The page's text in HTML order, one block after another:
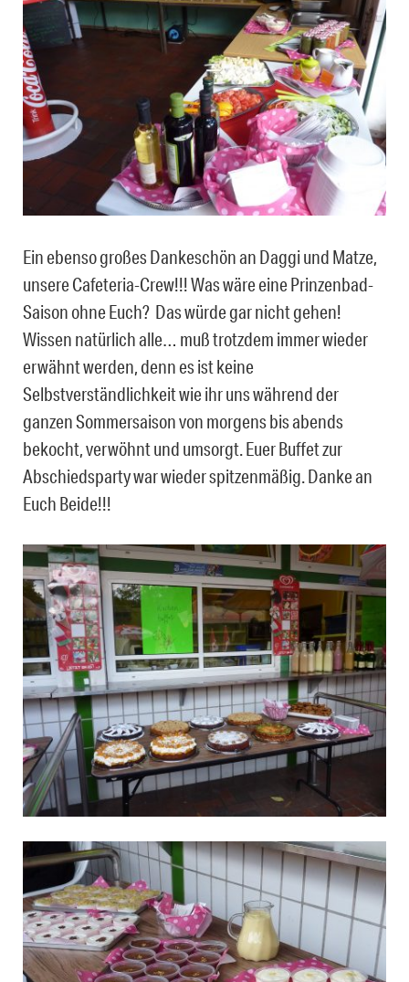
Ein ebenso großes Dankeschön an Daggi und Matze,
unsere Cafeteria-Crew!!! Was wäre eine Prinzenbad-
Saison ohne Euch? Das würde gar nicht gehen!
Wissen natürlich alle… muß trotzdem immer wieder
erwähnt werden, denn es ist keine
Selbstverständlichkeit wie ihr uns während der
ganzen Sommersaison von morgens bis abends
bekocht, verwöhnt und umsorgt. Euer Buffet zur
Abschiedsparty war wieder spitzenmäßig. Danke an
Euch Beide!!!